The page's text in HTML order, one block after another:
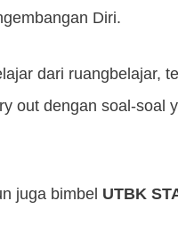
Diri.
dari ruangbelajar,
out dengan soal-soal
juga bimbel UTBK